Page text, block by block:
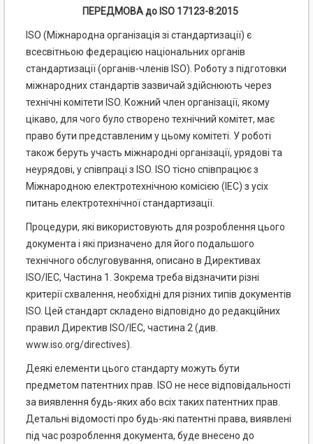
ПЕРЕДМОВА до ISO 17123-8:2015
ISO (Міжнародна організація зі стандартизації) є
всесвітньою федерацією національних органів
стандартизації (органів-членів ISO). Роботу з підготовки
міжнародних стандартів зазвичай здійснюють через
технічні комітети ISO. Кожний член організації, якому
цікаво, для чого було створено технічний комітет, має
право бути представленим у цьому комітеті. У роботі
також беруть участь міжнародні організації, урядові та
неурядові, у співпраці з ISO. ISO тісно співпрацює з
Міжнародною електротехнічною комісією (ІЕС) з усіх
питань електротехнічної стандартизації.
Процедури, які використовують для розроблення цього
документа і які призначено для його подальшого
технічного обслуговування, описано в Директивах
ISO/IEC, Частина 1. Зокрема треба відзначити різні
критерії схвалення, необхідні для різних типів документів
ISO. Цей стандарт складено відповідно до редакційних
правил Директив ISO/IEC, частина 2 (див.
www.iso.org/directives).
Деякі елементи цього стандарту можуть бути
предметом патентних прав. ISO не несе відповідальності
за виявлення будь-яких або всіх таких патентних прав.
Детальні відомості про будь-які патентні права, виявлені
під час розроблення документа, буде внесено до